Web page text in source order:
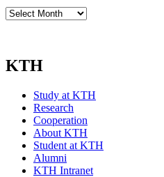
Archives
KTH
Study at KTH
Research
Cooperation
About KTH
Student at KTH
Alumni
KTH Intranet